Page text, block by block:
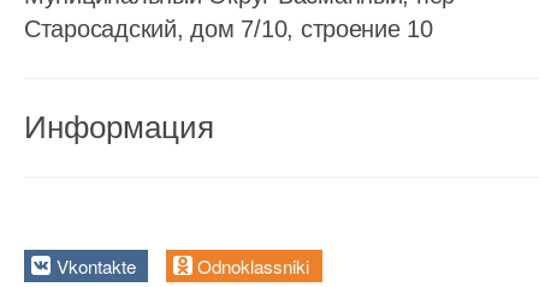
Старосадский, дом 7/10, строение 10
Информация
Vkontakte Odnoklassniki